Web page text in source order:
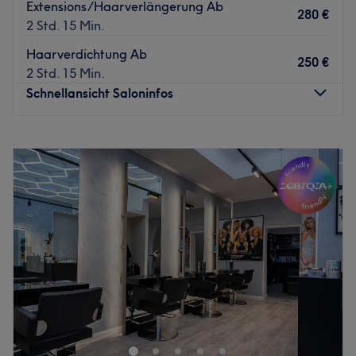
Zurück zur Salonansicht
Extensions/Haarverlängerung Ab
2 Std. 15 Min.
280 €
Haarverdichtung Ab
2 Std. 15 Min.
250 €
Schnellansicht Saloninfos
Dienstag
10:00
20:00
Mittwoch
10:00–20:00
Donnerstag
10:00–20:00
Freitag
10:00
20:00
Samstag
10:00–20:00
Sonntag
Geschlossen
Du suchst nach einem guten Friseursalon, der mit seiner
professionellen Arbeit überzeugen kann? Dann bist du
bei Rodrigo Rodrigues Hair & Fashion Coiffeur in
München, Glockenbachviertel genau richtig. Lust auf